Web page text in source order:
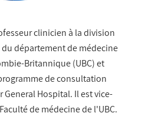
clinicien à la division
département de médecine
Britannique (UBC) et
de consultation
Hospital. Il est vice-
de médecine de l'UBC.